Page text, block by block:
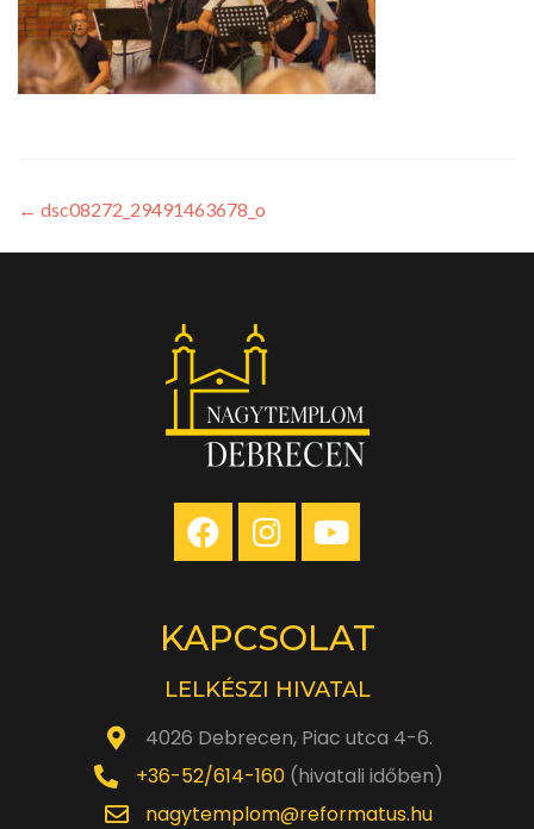
← dsc08272_29491463678_o
KAPCSOLAT
LELKÉSZI HIVATAL
4026 Debrecen, Piac utca 4-6.
+36-52/614-160(hivatali időben)
nagytemplom@reformatus.hu